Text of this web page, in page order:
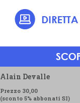
Reporting Standard
Alain Devalle
Prezzo 30,00
(sconto 5% abbonati SI)